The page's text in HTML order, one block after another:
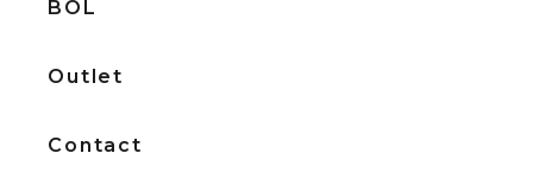
BOL
Outlet
Contact